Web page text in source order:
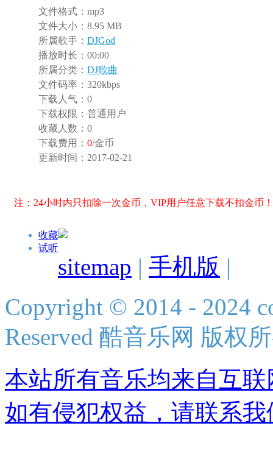
文件格式： mp3
文件大小： 8.95 MB
所属歌手： DJGod
播放时长： 00:00
所属分类： DJ歌曲
文件码率： 320kbps
下载人气： 0
下载权限： 普通用户
收藏人数： 0
下载费用： 0/金币
更新时间： 2017-02-21
注：24小时内只扣除一次金币，VIP用户任意下载不扣金币！
收藏
试听
sitemap | 手机版 |
Copyright © 2014 - 2024
Reserved 酷音乐网 版权
本站所有音乐均来自互
如有侵犯权益，请联系